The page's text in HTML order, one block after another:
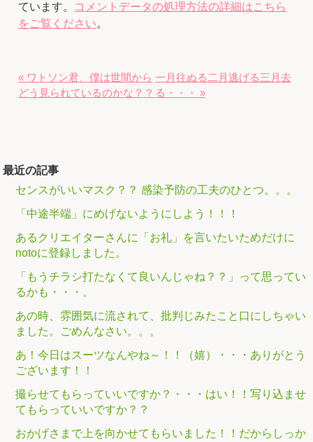
ています。
コメントデータの処理方法の詳細はこちら
をご覧ください。
« ワトソン君、僕は世間から
どう見られているのかな？？
一月往ぬる二月逃げる三月去
る・・・ »
最近の記事
センスがいいマスク？？ 感染予防の工夫のひとつ。。。
「中途半端」にめげないようにしよう！！！
あるクリエイターさんに「お礼」を言いたいためだけに
notoに登録しました。
「もうチラシ打たなくて良いんじゃね？？」って思ってい
るかも・・・。
あの時、雰囲気に流されて、批判じみたこと口にしちゃい
ました。ごめんなさい。。。
あ！今日はスーツなんやね～！！（嬉）・・・ありがとう
ございます！！
撮らせてもらっていいですか？・・・はい！！写り込ませ
てもらっていいですか？？
おかげさまで上を向かせてもらいました！！だからしっか